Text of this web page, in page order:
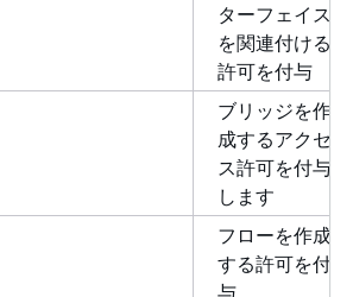
ターフェイス
を関連付ける
許可を付与
ブリッジを作
成するアクセ
ス許可を付与
します
フローを作成
する許可を付
与